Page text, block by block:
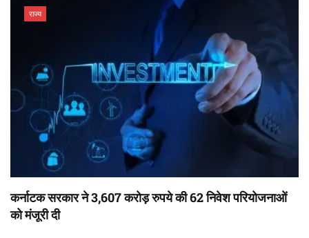
राज्य
कर्नाटक सरकार ने 3,607 करोड़ रुपये की 62 निवेश परियोजनाओं
को मंजूरी दी